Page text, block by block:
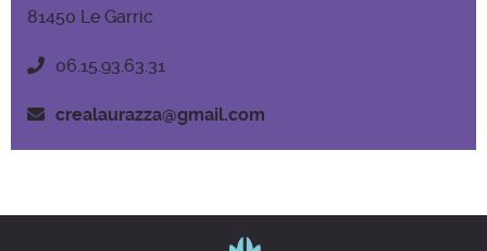
81450 Le Garric
06.15.93.63.31
crealaurazza@gmail.com